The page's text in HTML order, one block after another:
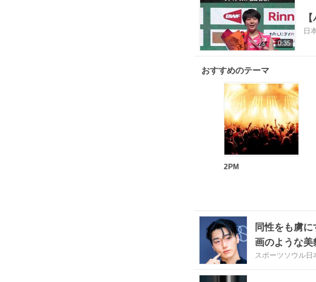
0:35
日
おすすめのテーマ
2PM
同性をも虜
画のような美
スポーツソウル日